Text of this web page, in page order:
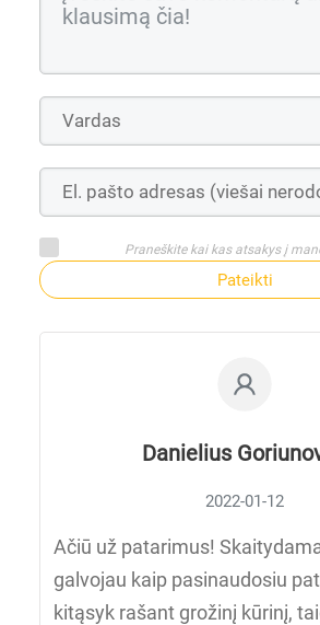
Praneškite kai kas atsakys į
Pateikti
Danielius
2022-01-12
Ačiū už patarimus!
galvojau kaip pasinaudosiu
kitąsyk rašant grožinį kūrinį,